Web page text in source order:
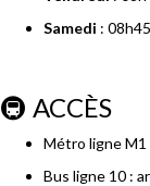
Samedi :
🚇 ACCÈS
Métro ligne M1
Bus ligne 10 :